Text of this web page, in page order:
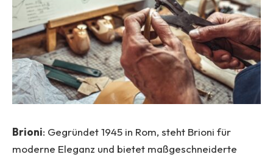
Brioni: Gegründet 1945 in Rom, steht Brioni für
moderne Eleganz und bietet maßgeschneiderte